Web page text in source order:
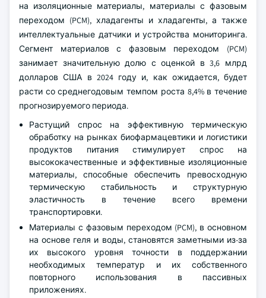
на изоляционные материалы, материалы с фазовым
переходом (PCM), хладагенты и хладагенты, а также
интеллектуальные датчики и устройства мониторинга.
Сегмент материалов с фазовым переходом (PCM)
занимает значительную долю с оценкой в 3,6 млрд
долларов США в 2024 году и, как ожидается, будет
расти со среднегодовым темпом роста 8,4% в течение
прогнозируемого периода.
Растущий спрос на эффективную термическую
обработку на рынках биофармацевтики и логистики
продуктов питания стимулирует спрос на
высококачественные и эффективные изоляционные
материалы, способные обеспечить превосходную
термическую стабильность и структурную
эластичность в течение всего времени
транспортировки.
Материалы с фазовым переходом (PCM), в основном
на основе геля и воды, становятся заметными из-за
их высокого уровня точности в поддержании
необходимых температур и их собственного
повторного использования в пассивных
приложениях.